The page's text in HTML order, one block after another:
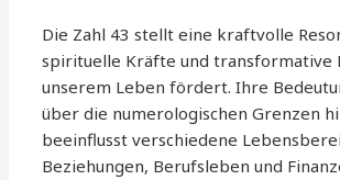
Die Zahl 43 stellt eine kraftvolle
spirituelle Kräfte und transformative
unserem Leben fördert. Ihre
über die numerologischen Grenzen
beeinflusst verschiedene
Beziehungen, Berufsleben und